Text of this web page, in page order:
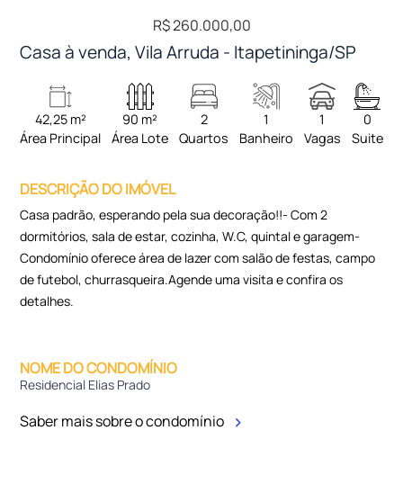
R$ 260.000,00
Casa à venda, Vila Arruda - Itapetininga/SP
42,25 m²
Área Principal
90 m²
Área Lote
2
Quartos
1
Banheiro
1
Vagas
0
Suite
DESCRIÇÃO DO IMÓVEL
Casa padrão, esperando pela sua decoração!!- Com 2
dormitórios, sala de estar, cozinha, W.C, quintal e garagem-
Condomínio oferece área de lazer com salão de festas, campo
de futebol, churrasqueira.Agende uma visita e confira os
detalhes.
NOME DO CONDOMÍNIO
Residencial Elias Prado
Saber mais sobre o condomínio